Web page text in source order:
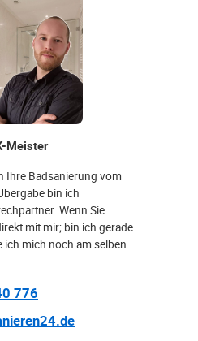
Meister
Ihre Badsanierung vom
bin ich
Wenn Sie
mit mir; bin ich gerade
ich mich noch am selben
776